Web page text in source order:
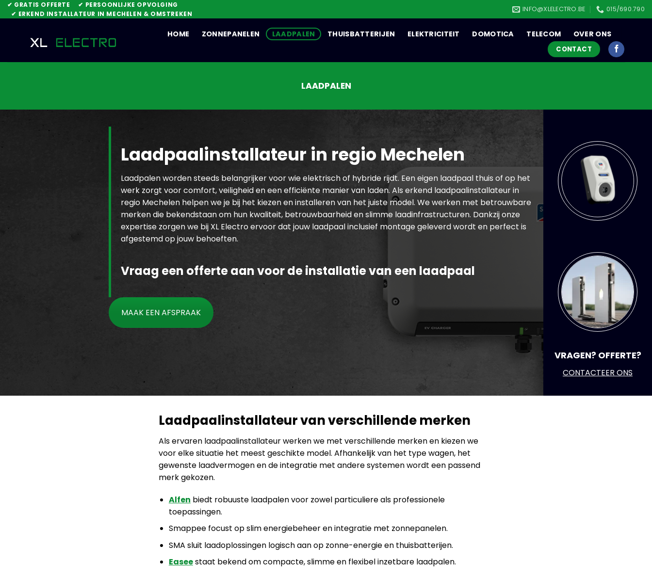
Skip
to
✔ GRATIS OFFERTE
✔ PERSOONLIJKE OPVOLGING
✔ ERKEND INSTALLATEUR IN MECHELEN & OMSTREKEN
INFO@XLELECTRO.BE 015/690.790
HOME ZONNEPANELEN LAADPALEN THUISBATTERIJEN ELEKTRICITEIT DOMOTICA TELECOM OVER ONS
CONTACT
LAADPALEN
Laadpaalinstallateur in regio Mechelen
Laadpalen worden steeds belangrijker voor wie elektrisch of hybride rijdt. Een eigen laadpaal thuis of op het
werk zorgt voor comfort, veiligheid en een efficiënte manier van laden. Als erkend laadpaalinstallateur in
regio Mechelen helpen we je bij het kiezen en installeren van het juiste model. We werken met betrouwbare
merken die bekendstaan om hun kwaliteit, betrouwbaarheid en slimme laadinfrastructuren. Dankzij onze
expertise zorgen we bij XL Electro ervoor dat jouw laadpaal inclusief montage geleverd wordt en perfect is
afgestemd op jouw behoeften.
Vraag een offerte aan voor de installatie van een laadpaal
MAAK EEN AFSPRAAK
VRAGEN? OFFERTE?
CONTACTEER ONS
Laadpaalinstallateur van verschillende merken
Als ervaren laadpaalinstallateur werken we met verschillende merken en kiezen we
voor elke situatie het meest geschikte model. Afhankelijk van het type wagen, het
gewenste laadvermogen en de integratie met andere systemen wordt een passend
merk gekozen.
Alfen biedt robuuste laadpalen voor zowel particuliere als professionele
toepassingen.
Smappee focust op slim energiebeheer en integratie met zonnepanelen.
SMA sluit laadoplossingen logisch aan op zonne-energie en thuisbatterijen.
Easeestaat bekend om compacte, slimme en flexibel inzetbare laadpalen.